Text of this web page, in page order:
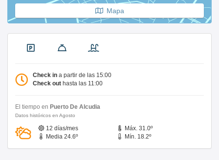
Mapa
Check in a partir de las 15:00
Check out hasta las 11:00
El tiempo en Puerto De Alcudia
Datos históricos en Agosto
12 días/mes
Máx. 31.0º
Media 24.6º
Mín. 18.2º